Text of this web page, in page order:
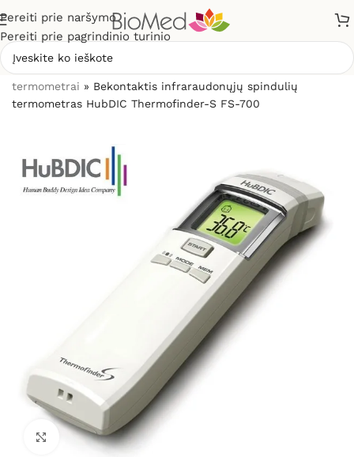
Pereiti prie naršymo
Pereiti prie pagrindinio turinio
termometrai » Bekontaktis infraraudonųjų spindulių
termometras HubDIC Thermofinder-S FS-700
Spustelėkite, kad padidintumėte